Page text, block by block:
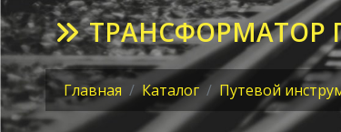
ТРАНСФОРМАТОР
Главная Каталог Путевой